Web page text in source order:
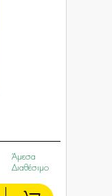
Άμεσα
Διαθέσιμο